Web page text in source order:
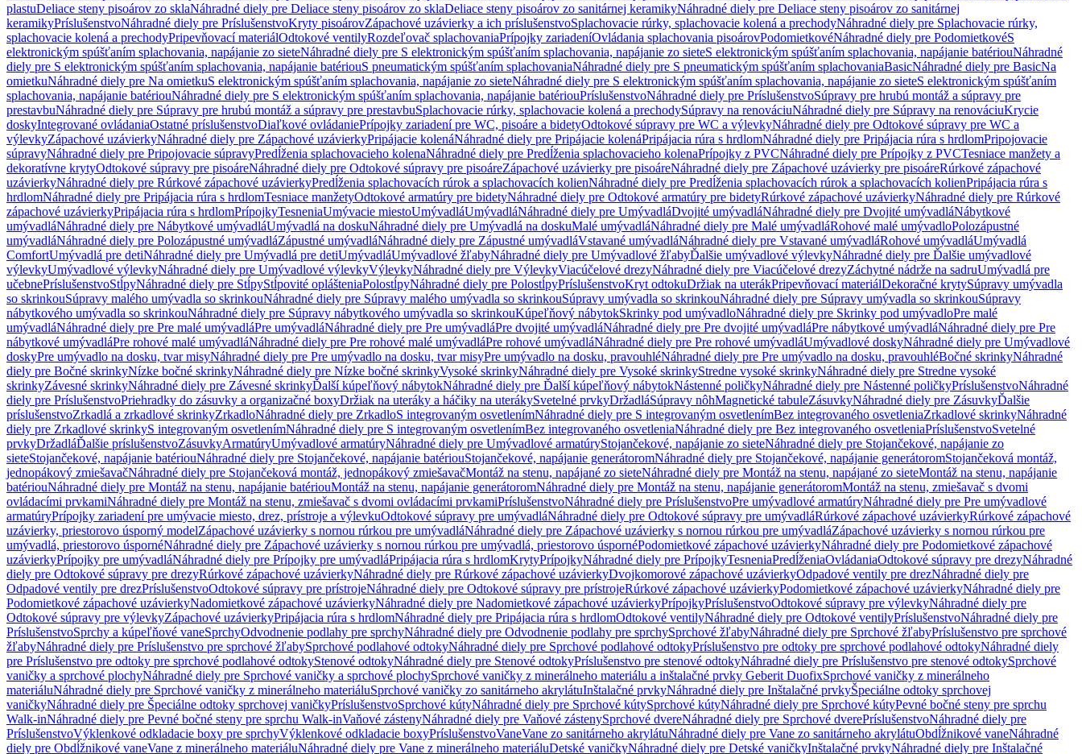
plastuDeliace steny pisoárov zo sklaNáhradné diely pre Deliace steny pisoárov zo sklaDeliace steny pisoárov zo sanitárnej keramikyNáhradné diely pre Deliace steny pisoárov zo sanitárnej
keramikyPríslušenstvoNáhradné diely pre PríslušenstvoKryty pisoárovZápachové uzávierky a ich príslušenstvoSplachovacie rúrky, splachovacie kolená a prechodyNáhradné diely pre Splachovacie rúrky,
splachovacie kolená a prechodyPripevňovací materiálOdtokové ventilyRozdeľovač splachovaniaPrípojky zariadeníOvládania splachovania pisoárovPodomietkovéNáhradné diely pre PodomietkovéS
elektronickým spúšťaním splachovania, napájanie zo sieteNáhradné diely pre S elektronickým spúšťaním splachovania, napájanie zo sieteS elektronickým spúšťaním splachovania, napájanie batériouNáhradné
diely pre S elektronickým spúšťaním splachovania, napájanie batériouS pneumatickým spúšťaním splachovaniaNáhradné diely pre S pneumatickým spúšťaním splachovaniaBasicNáhradné diely pre BasicNa
omietkuNáhradné diely pre Na omietkuS elektronickým spúšťaním splachovania, napájanie zo sieteNáhradné diely pre S elektronickým spúšťaním splachovania, napájanie zo sieteS elektronickým spúšťaním
splachovania, napájanie batériouNáhradné diely pre S elektronickým spúšťaním splachovania, napájanie batériouPríslušenstvoNáhradné diely pre PríslušenstvoSúpravy pre hrubú montáž a súpravy pre
prestavbuNáhradné diely pre Súpravy pre hrubú montáž a súpravy pre prestavbuSplachovacie rúrky, splachovacie kolená a prechodySúpravy na renováciuNáhradné diely pre Súpravy na renováciuKrycie
doskyIntegrované ovládaniaOstatné príslušenstvoDiaľkové ovládaniePrípojky zariadení pre WC, pisoáre a bidetyOdtokové súpravy pre WC a výlevkyNáhradné diely pre Odtokové súpravy pre WC a
výlevkyZápachové uzávierkyNáhradné diely pre Zápachové uzávierkyPripájacie kolenáNáhradné diely pre Pripájacie kolenáPripájacia rúra s hrdlomNáhradné diely pre Pripájacia rúra s hrdlomPripojovacie
súpravyNáhradné diely pre Pripojovacie súpravyPredĺženia splachovacieho kolenaNáhradné diely pre Predĺženia splachovacieho kolenaPrípojky z PVCNáhradné diely pre Prípojky z PVCTesniace manžety a
dekoratívne krytyOdtokové súpravy pre pisoáreNáhradné diely pre Odtokové súpravy pre pisoáreZápachové uzávierky pre pisoáreNáhradné diely pre Zápachové uzávierky pre pisoáreRúrkové zápachové
uzávierkyNáhradné diely pre Rúrkové zápachové uzávierkyPredĺženia splachovacích rúrok a splachovacích kolienNáhradné diely pre Predĺženia splachovacích rúrok a splachovacích kolienPripájacia rúra s
hrdlomNáhradné diely pre Pripájacia rúra s hrdlomTesniace manžetyOdtokové armatúry pre bidetyNáhradné diely pre Odtokové armatúry pre bidetyRúrkové zápachové uzávierkyNáhradné diely pre Rúrkové
zápachové uzávierkyPripájacia rúra s hrdlomPrípojkyTesneniaUmývacie miestoUmývadláUmývadláNáhradné diely pre UmývadláDvojité umývadláNáhradné diely pre Dvojité umývadláNábytkové
umývadláNáhradné diely pre Nábytkové umývadláUmývadlá na doskuNáhradné diely pre Umývadlá na doskuMalé umývadláNáhradné diely pre Malé umývadláRohové malé umývadloPolozápustné
umývadláNáhradné diely pre Polozápustné umývadláZápustné umývadláNáhradné diely pre Zápustné umývadláVstavané umývadláNáhradné diely pre Vstavané umývadláRohové umývadláUmývadlá
ComfortUmývadlá pre detiNáhradné diely pre Umývadlá pre detiUmývadláUmývadlové žľabyNáhradné diely pre Umývadlové žľabyĎalšie umývadlové výlevkyNáhradné diely pre Ďalšie umývadlové
výlevkyUmývadlové výlevkyNáhradné diely pre Umývadlové výlevkyVýlevkyNáhradné diely pre VýlevkyViacúčelové drezyNáhradné diely pre Viacúčelové drezyZáchytné nádrže na sadruUmývadlá pre
učebnePríslušenstvoStĺpyNáhradné diely pre StĺpyStĺpovité oplášteniaPolostĺpyNáhradné diely pre PolostĺpyPríslušenstvoKryt odtokuDržiak na uterákPripevňovací materiálDekoračné krytySúpravy umývadla
so skrinkouSúpravy malého umývadla so skrinkouNáhradné diely pre Súpravy malého umývadla so skrinkouSúpravy umývadla so skrinkouNáhradné diely pre Súpravy umývadla so skrinkouSúpravy
nábytkového umývadla so skrinkouNáhradné diely pre Súpravy nábytkového umývadla so skrinkouKúpeľňový nábytokSkrinky pod umývadloNáhradné diely pre Skrinky pod umývadloPre malé
umývadláNáhradné diely pre Pre malé umývadláPre umývadláNáhradné diely pre Pre umývadláPre dvojité umývadláNáhradné diely pre Pre dvojité umývadláPre nábytkové umývadláNáhradné diely pre Pre
nábytkové umývadláPre rohové malé umývadláNáhradné diely pre Pre rohové malé umývadláPre rohové umývadláNáhradné diely pre Pre rohové umývadláUmývadlové doskyNáhradné diely pre Umývadlové
doskyPre umývadlo na dosku, tvar misyNáhradné diely pre Pre umývadlo na dosku, tvar misyPre umývadlo na dosku, pravouhléNáhradné diely pre Pre umývadlo na dosku, pravouhléBočné skrinkyNáhradné
diely pre Bočné skrinkyNízke bočné skrinkyNáhradné diely pre Nízke bočné skrinkyVysoké skrinkyNáhradné diely pre Vysoké skrinkyStredne vysoké skrinkyNáhradné diely pre Stredne vysoké
skrinkyZávesné skrinkyNáhradné diely pre Závesné skrinkyĎalší kúpeľňový nábytokNáhradné diely pre Ďalší kúpeľňový nábytokNástenné poličkyNáhradné diely pre Nástenné poličkyPríslušenstvoNáhradné
diely pre PríslušenstvoPriehradky do zásuvky a organizačné boxyDržiak na uteráky a háčiky na uterákySvetelné prvkyDržadláSúpravy nôhMagnetické tabuleZásuvkyNáhradné diely pre ZásuvkyĎalšie
príslušenstvoZrkadlá a zrkadlové skrinkyZrkadloNáhradné diely pre ZrkadloS integrovaným osvetlenímNáhradné diely pre S integrovaným osvetlenímBez integrovaného osvetleniaZrkadlové skrinkyNáhradné
diely pre Zrkadlové skrinkyS integrovaným osvetlenímNáhradné diely pre S integrovaným osvetlenímBez integrovaného osvetleniaNáhradné diely pre Bez integrovaného osvetleniaPríslušenstvoSvetelné
prvkyDržadláĎalšie príslušenstvoZásuvkyArmatúryUmývadlové armatúryNáhradné diely pre Umývadlové armatúryStojančekové, napájanie zo sieteNáhradné diely pre Stojančekové, napájanie zo
sieteStojančekové, napájanie batériouNáhradné diely pre Stojančekové, napájanie batériouStojančekové, napájanie generátoromNáhradné diely pre Stojančekové, napájanie generátoromStojančeková montáž,
jednopákový zmiešavačNáhradné diely pre Stojančeková montáž, jednopákový zmiešavačMontáž na stenu, napájané zo sieteNáhradné diely pre Montáž na stenu, napájané zo sieteMontáž na stenu, napájanie
batériouNáhradné diely pre Montáž na stenu, napájanie batériouMontáž na stenu, napájanie generátoromNáhradné diely pre Montáž na stenu, napájanie generátoromMontáž na stenu, zmiešavač s dvomi
ovládacími prvkamiNáhradné diely pre Montáž na stenu, zmiešavač s dvomi ovládacími prvkamiPríslušenstvoNáhradné diely pre PríslušenstvoPre umývadlové armatúryNáhradné diely pre Pre umývadlové
armatúryPrípojky zariadení pre umývacie miesto, drez, prístroje a výlevkuOdtokové súpravy pre umývadláNáhradné diely pre Odtokové súpravy pre umývadláRúrkové zápachové uzávierkyRúrkové zápachové
uzávierky, priestorovo úsporný modelZápachové uzávierky s nornou rúrkou pre umývadláNáhradné diely pre Zápachové uzávierky s nornou rúrkou pre umývadláZápachové uzávierky s nornou rúrkou pre
umývadlá, priestorovo úspornéNáhradné diely pre Zápachové uzávierky s nornou rúrkou pre umývadlá, priestorovo úspornéPodomietkové zápachové uzávierkyNáhradné diely pre Podomietkové zápachové
uzávierkyPrípojky pre umývadláNáhradné diely pre Prípojky pre umývadláPripájacia rúra s hrdlomKrytyPrípojkyNáhradné diely pre PrípojkyTesneniaPredĺženiaOvládaniaOdtokové súpravy pre drezyNáhradné
diely pre Odtokové súpravy pre drezyRúrkové zápachové uzávierkyNáhradné diely pre Rúrkové zápachové uzávierkyDvojkomorové zápachové uzávierkyOdpadové ventily pre drezNáhradné diely pre
Odpadové ventily pre drezPríslušenstvoOdtokové súpravy pre prístrojeNáhradné diely pre Odtokové súpravy pre prístrojeRúrkové zápachové uzávierkyPodomietkové zápachové uzávierkyNáhradné diely pre
Podomietkové zápachové uzávierkyNadomietkové zápachové uzávierkyNáhradné diely pre Nadomietkové zápachové uzávierkyPrípojkyPríslušenstvoOdtokové súpravy pre výlevkyNáhradné diely pre
Odtokové súpravy pre výlevkyZápachové uzávierkyPripájacia rúra s hrdlomNáhradné diely pre Pripájacia rúra s hrdlomOdtokové ventilyNáhradné diely pre Odtokové ventilyPríslušenstvoNáhradné diely pre
PríslušenstvoSprchy a kúpeľňové vaneSprchyOdvodnenie podlahy pre sprchyNáhradné diely pre Odvodnenie podlahy pre sprchySprchové žľabyNáhradné diely pre Sprchové žľabyPríslušenstvo pre sprchové
žľabyNáhradné diely pre Príslušenstvo pre sprchové žľabySprchové podlahové odtokyNáhradné diely pre Sprchové podlahové odtokyPríslušenstvo pre odtoky pre sprchové podlahové odtokyNáhradné diely
pre Príslušenstvo pre odtoky pre sprchové podlahové odtokyStenové odtokyNáhradné diely pre Stenové odtokyPríslušenstvo pre stenové odtokyNáhradné diely pre Príslušenstvo pre stenové odtokySprchové
vaničky a sprchové plochyNáhradné diely pre Sprchové vaničky a sprchové plochySprchové vaničky z minerálneho materiálu a inštalačné prvky Geberit DuofixSprchové vaničky z minerálneho
materiáluNáhradné diely pre Sprchové vaničky z minerálneho materiáluSprchové vaničky zo sanitárneho akrylátuInštalačné prvkyNáhradné diely pre Inštalačné prvkyŠpeciálne odtoky sprchovej
vaničkyNáhradné diely pre Špeciálne odtoky sprchovej vaničkyPríslušenstvoSprchové kútyNáhradné diely pre Sprchové kútySprchové kútyNáhradné diely pre Sprchové kútyPevné bočné steny pre sprchu
Walk-inNáhradné diely pre Pevné bočné steny pre sprchu Walk-inVaňové zástenyNáhradné diely pre Vaňové zástenySprchové dvereNáhradné diely pre Sprchové dverePríslušenstvoNáhradné diely pre
PríslušenstvoVýklenkové odkladacie boxy pre sprchyVýklenkové odkladacie boxyPríslušenstvoVaneVane zo sanitárneho akrylátuNáhradné diely pre Vane zo sanitárneho akrylátuObdĺžnikové vaneNáhradné
diely pre Obdĺžnikové vaneVane z minerálneho materiáluNáhradné diely pre Vane z minerálneho materiáluDetské vaničkyNáhradné diely pre Detské vaničkyInštalačné prvkyNáhradné diely pre Inštalačné